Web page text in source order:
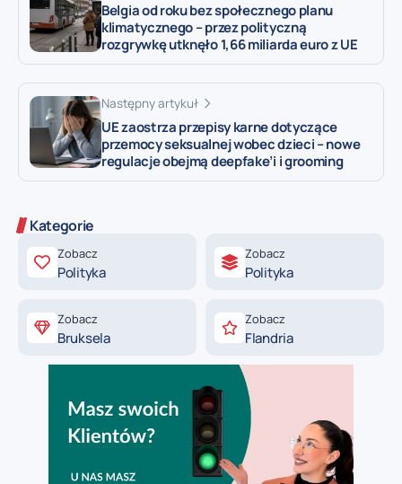
Belgia od roku bez społecznego planu
klimatycznego – przez polityczną
rozgrywkę utknęło 1,66 miliarda euro z UE
Następny artykuł
UE zaostrza przepisy karne dotyczące
przemocy seksualnej wobec dzieci – nowe
regulacje obejmą deepfake’i i grooming
Kategorie
Zobacz
Polityka
Zobacz
Polityka
Zobacz
Bruksela
Zobacz
Flandria